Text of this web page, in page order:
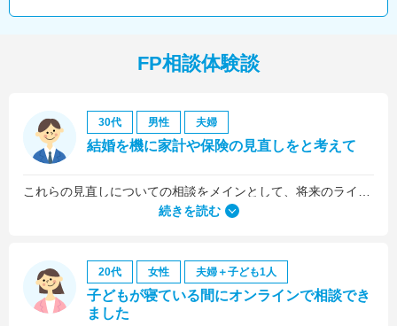
FP相談体験談
30代 男性 夫婦
結婚を機に家計や保険の見直しをと考えて
続きを読む
20代 女性 夫婦＋子ども1人
子どもが寝ている間にオンラインで相談でき
ました